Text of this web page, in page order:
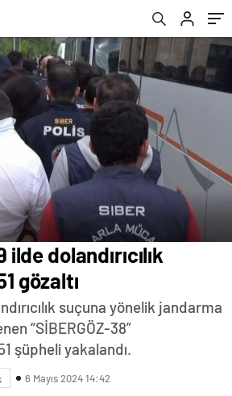
dolandırıcılık
gözaltı
suçuna yönelik jandarma
“SİBERGÖZ-38”
şüpheli yakalandı.
6 Mayıs 2024 14:42